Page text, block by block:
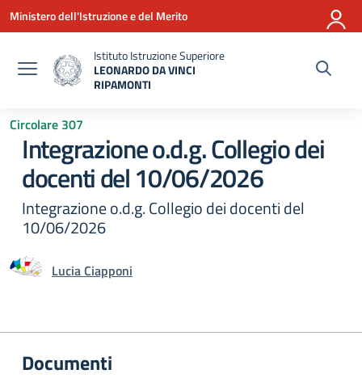
Vai ai contenuti
Vai al menu di navigazione
Vai al footer
Ministero dell'Istruzione e del Merito
Istituto Istruzione Superiore
LEONARDO DA VINCI
RIPAMONTI
Circolare 307
Integrazione o.d.g. Collegio dei
docenti del 10/06/2026
Integrazione o.d.g. Collegio dei docenti del
10/06/2026
Lucia Ciapponi
Documenti